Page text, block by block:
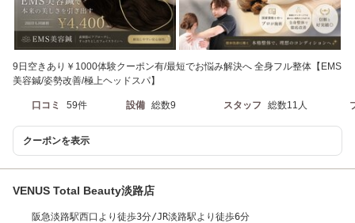
9日空きあり￥1000体験クーポン有/最短でお悩み解決へ 全身フル整体【EMS
美容鍼/姿勢改善/極上ヘッドスパ】
口コミ 59件 設備 総数9 スタッフ 総数11人
クーポンを表示
VENUS Total Beauty淡路店
阪急淡路駅西口より徒歩3分/JR淡路駅より徒歩6分